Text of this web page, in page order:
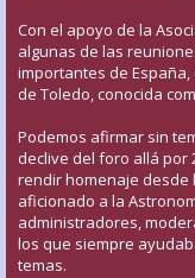
Con el apoyo de la
algunas de las
importantes de
de Toledo, conocida
Podemos afirmar sin
declive del foro allá por
rendir homenaje desde
aficionado a la
administradores,
los que siempre
temas.